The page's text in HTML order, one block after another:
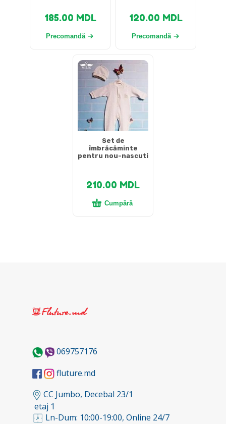
185.00 MDL
Precomandă
120.00 MDL
Precomandă
Set de
îmbrăcăminte
pentru nou-nascuti
210.00 MDL
Cumpără
069757176
fluture.md
CC Jumbo, Decebal 23/1
etaj 1
Ln-Dum: 10:00-19:00, Online 24/7